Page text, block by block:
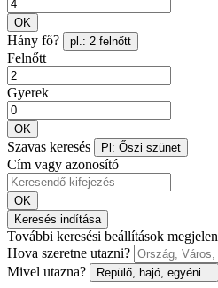
OK
Hány fő? pl.: 2 felnőtt
Felnőtt
Gyerek
OK
Szavas keresés Pl: Őszi szünet
Cím vagy azonosító
OK
Keresés indítása
További keresési beállítások
Hova szeretne utazni?
Mivel utazna?
Repülő, hajó, egyéni...